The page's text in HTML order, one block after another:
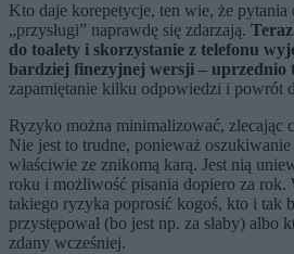
Kto daje korepetycje, ten wie, że pytania
„przysługi” naprawdę się zdarzają.
do toalety i skorzystanie z telefonu
bardziej finezyjnej wersji – uprzednio
zapamiętanie kilku odpowiedzi i powrót
Ryzyko można minimalizować, zlecając
Nie jest to trudne, ponieważ
właściwie ze znikomą karą. Jest nią
roku i możliwość pisania dopiero za rok.
takiego ryzyka poprosić kogoś, kto i tak
przystępował (bo jest np. za słaby) albo
zdany wcześniej.